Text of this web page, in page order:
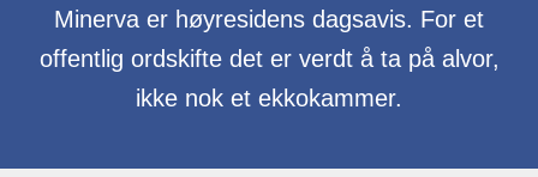
Minerva er høyresidens dagsavis. For et
offentlig ordskifte det er verdt å ta på alvor,
ikke nok et ekkokammer.